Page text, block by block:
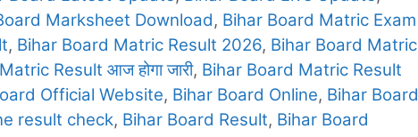
Marksheet Download, Bihar Board Matric Exam
, Bihar Board Matric Result 2026, Bihar Board Matric
Result आज होगा जारी, Bihar Board Matric Result
Official Website, Bihar Board Online, Bihar Board
result check, Bihar Board Result, Bihar Board